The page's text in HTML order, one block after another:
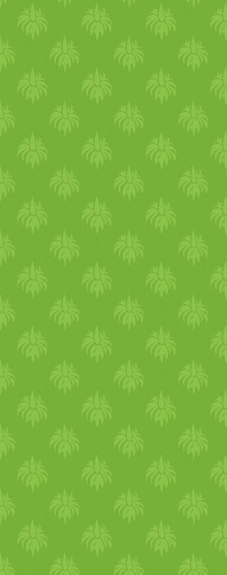
nyomjuk. Díszíthetjük ízlés
szerint, például
cukorgyönggyel.